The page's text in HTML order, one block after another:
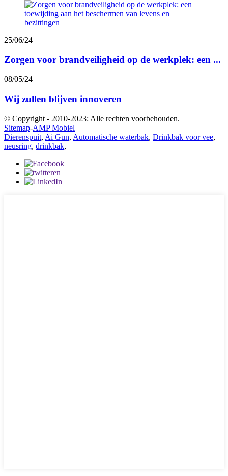
25/06/24
Zorgen voor brandveiligheid op de werkplek: een ...
08/05/24
Wij zullen blijven innoveren
© Copyright - 2010-2023: Alle rechten voorbehouden.
Sitemap-AMP Mobiel
Dierenspuit, Ai Gun, Automatische waterbak, Drinkbak voor vee,
neusring, drinkbak,